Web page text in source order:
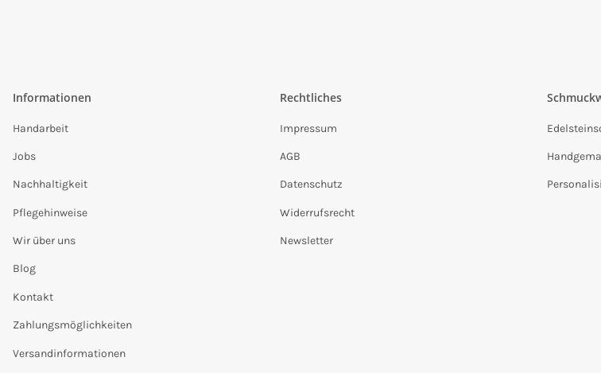
Informationen
Handarbeit
Jobs
Nachhaltigkeit
Pflegehinweise
Wir über uns
Blog
Kontakt
Zahlungsmöglichkeiten
Versandinformationen
Rechtliches
Impressum
AGB
Datenschutz
Widerrufsrecht
Newsletter